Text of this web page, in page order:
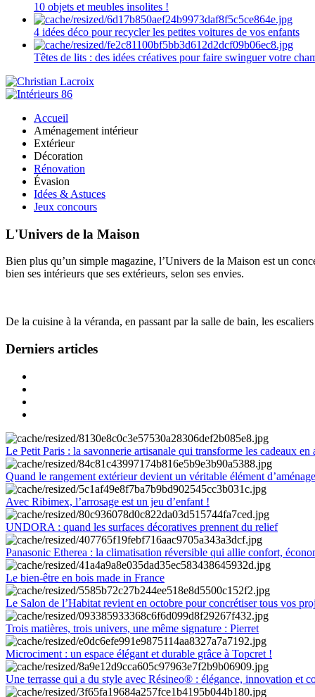
10 objets et meubles insolites !
4 idées déco pour recycler les petites voitures de vos enfants
Têtes de lits : des idées créatives pour faire swinguer votre
Accueil
Aménagement intérieur
Extérieur
Décoration
Rénovation
Évasion
Idées & Astuces
Jeux concours
L'Univers de la Maison
Bien plus qu’un simple magazine, l’Univers de la Maison est un
bien ses intérieurs que ses extérieurs, selon ses envies.
De la cuisine à la véranda, en passant par la salle de bain, les
Derniers articles
Le Petit Paris : la savonnerie artisanale qui transforme les cadeaux en
Quand le rangement extérieur devient un véritable élément
Avec Ribimex, l’arrosage est un jeu d’enfant !
UNDORA : quand les surfaces décoratives prennent du relief
Panasonic Etherea : la climatisation réversible qui allie confort,
Le bien-être en bois made in France
Le Salon de l’Habitat revient en octobre pour concrétiser tous vos
Trois matières, trois univers, une même signature : Pierret
Microciment : un espace élégant et durable grâce à Topcret !
Une terrasse qui a du style avec Résineo® : élégance, innovation et